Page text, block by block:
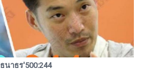
นาธร'500:244